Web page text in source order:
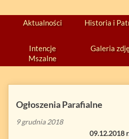
Aktualności Historia i
Intencje
Mszalne
Galeria
Ogłoszenia Parafialne
9 grudnia 2018
09.12.2018